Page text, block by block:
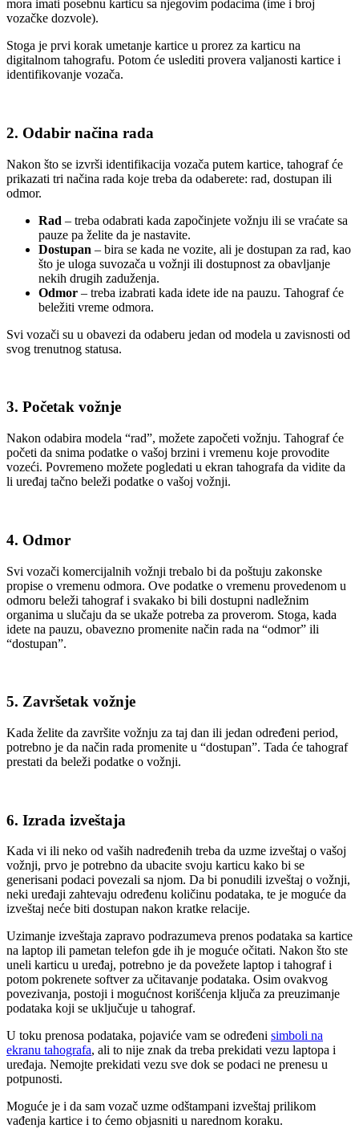
mora imati posebnu karticu sa njegovim podacima (ime i broj
vozačke dozvole).
Stoga je prvi korak umetanje kartice u prorez za karticu na
digitalnom tahografu. Potom će uslediti provera valjanosti kartice i
identifikovanje vozača.
2. Odabir načina rada
Nakon što se izvrši identifikacija vozača putem kartice, tahograf će
prikazati tri načina rada koje treba da odaberete: rad, dostupan ili
odmor.
Rad – treba odabrati kada započinjete vožnju ili se vraćate sa
pauze pa želite da je nastavite.
Dostupan – bira se kada ne vozite, ali je dostupan za rad, kao
što je uloga suvozača u vožnji ili dostupnost za obavljanje
nekih drugih zaduženja.
Odmor – treba izabrati kada idete ide na pauzu. Tahograf će
beležiti vreme odmora.
Svi vozači su u obavezi da odaberu jedan od modela u zavisnosti od
svog trenutnog statusa.
3. Početak vožnje
Nakon odabira modela “rad”, možete započeti vožnju. Tahograf će
početi da snima podatke o vašoj brzini i vremenu koje provodite
vozeći. Povremeno možete pogledati u ekran tahografa da vidite da
li uređaj tačno beleži podatke o vašoj vožnji.
4. Odmor
Svi vozači komercijalnih vožnji trebalo bi da poštuju zakonske
propise o vremenu odmora. Ove podatke o vremenu provedenom u
odmoru beleži tahograf i svakako bi bili dostupni nadležnim
organima u slučaju da se ukaže potreba za proverom. Stoga, kada
idete na pauzu, obavezno promenite način rada na “odmor” ili
“dostupan”.
5. Završetak vožnje
Kada želite da završite vožnju za taj dan ili jedan određeni period,
potrebno je da način rada promenite u “dostupan”. Tada će tahograf
prestati da beleži podatke o vožnji.
6. Izrada izveštaja
Kada vi ili neko od vaših nadređenih treba da uzme izveštaj o vašoj
vožnji, prvo je potrebno da ubacite svoju karticu kako bi se
generisani podaci povezali sa njom. Da bi ponudili izveštaj o vožnji,
neki uređaji zahtevaju određenu količinu podataka, te je moguće da
izveštaj neće biti dostupan nakon kratke relacije.
Uzimanje izveštaja zapravo podrazumeva prenos podataka sa kartice
na laptop ili pametan telefon gde ih je moguće očitati. Nakon što ste
uneli karticu u uređaj, potrebno je da povežete laptop i tahograf i
potom pokrenete softver za učitavanje podataka. Osim ovakvog
povezivanja, postoji i mogućnost korišćenja ključa za preuzimanje
podataka koji se uključuje u tahograf.
U toku prenosa podataka, pojaviće vam se određeni simboli na
ekranu tahografa, ali to nije znak da treba prekidati vezu laptopa i
uređaja. Nemojte prekidati vezu sve dok se podaci ne prenesu u
potpunosti.
Moguće je i da sam vozač uzme odštampani izveštaj prilikom
vađenja kartice i to ćemo objasniti u narednom koraku.